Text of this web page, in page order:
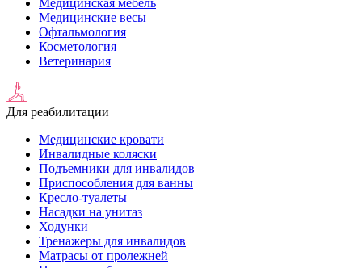
Медицинская мебель
Медицинские весы
Офтальмология
Косметология
Ветеринария
Для реабилитации
Медицинские кровати
Инвалидные коляски
Подъемники для инвалидов
Приспособления для ванны
Кресло-туалеты
Насадки на унитаз
Ходунки
Тренажеры для инвалидов
Матрасы от пролежней